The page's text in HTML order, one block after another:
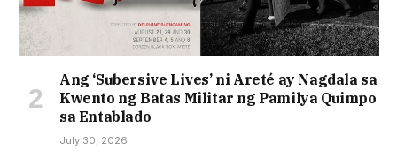
Ang ‘Subersive Lives’ ni Areté ay Nagdala sa
Kwento ng Batas Militar ng Pamilya Quimpo
sa Entablado
July 30, 2026